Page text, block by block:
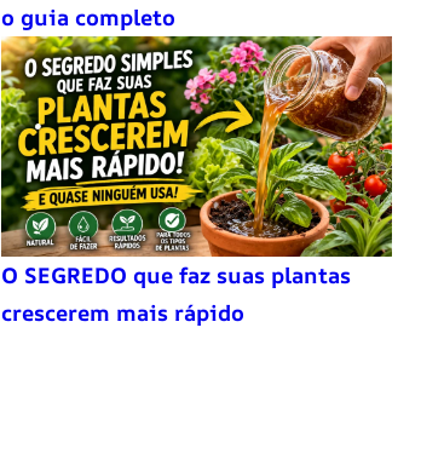
o guia completo
O SEGREDO que faz suas plantas
crescerem mais rápido